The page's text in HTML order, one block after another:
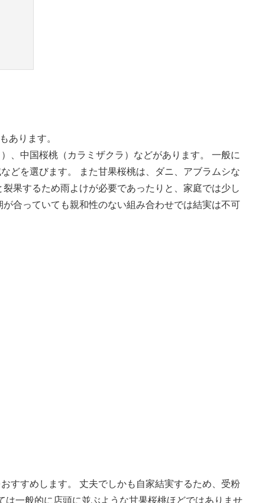
あります。
、中国桜桃（カラミザクラ）などがあります。 一般に
どを選びます。 また甘果桜桃は、ダニ、アブラムシな
果するため雨よけが必要であったりと、家庭では少し
合っていても親和性のない組み合わせでは結実は不可
すすめします。 丈夫でしかも自家結実するため、受粉
一般的に店頭に並ぶような甘果桜桃ほどではありませ